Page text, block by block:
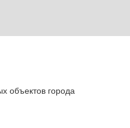
объектов города